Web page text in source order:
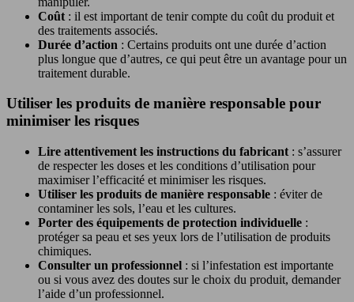
Coût : il est important de tenir compte du coût du produit et
des traitements associés.
Durée d’action : Certains produits ont une durée d’action
plus longue que d’autres, ce qui peut être un avantage pour un
traitement durable.
Utiliser les produits de manière responsable pour
minimiser les risques
Lire attentivement les instructions du fabricant : s’assurer
de respecter les doses et les conditions d’utilisation pour
maximiser l’efficacité et minimiser les risques.
Utiliser les produits de manière responsable : éviter de
contaminer les sols, l’eau et les cultures.
Porter des équipements de protection individuelle :
protéger sa peau et ses yeux lors de l’utilisation de produits
chimiques.
Consulter un professionnel : si l’infestation est importante
ou si vous avez des doutes sur le choix du produit, demander
l’aide d’un professionnel.